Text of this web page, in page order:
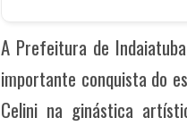
A Prefeitura de
importante conquista do
Celini na ginástica